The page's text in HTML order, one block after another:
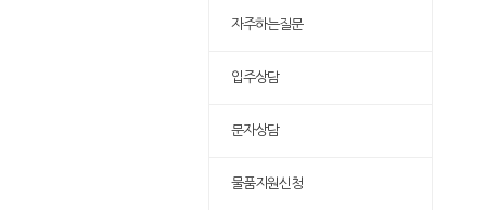
자주하는질문
입주상담
문자상담
물품지원신청